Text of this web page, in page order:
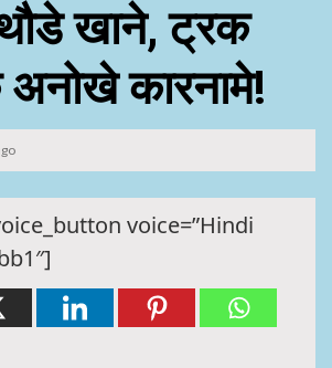
खाने, ट्रक
कारनामे!
voice=”Hindi